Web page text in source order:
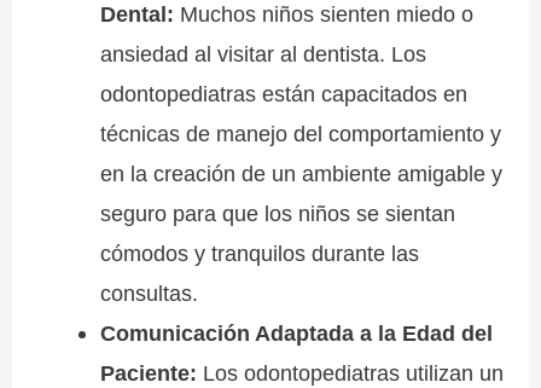
Dental: Muchos niños sienten miedo o
ansiedad al visitar al dentista. Los
odontopediatras están capacitados en
técnicas de manejo del comportamiento y
en la creación de un ambiente amigable y
seguro para que los niños se sientan
cómodos y tranquilos durante las
consultas.
Comunicación Adaptada a la Edad del
Paciente: Los odontopediatras utilizan un